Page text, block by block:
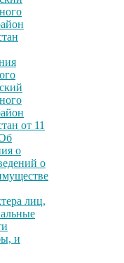
от 11
о
о
лиц,
и